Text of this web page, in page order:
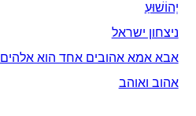
יְהוֹשׁוּעַ
ניצחון ישראל
אבא אמא אהובים אחד הוא אלהים
אהוב ואוהב